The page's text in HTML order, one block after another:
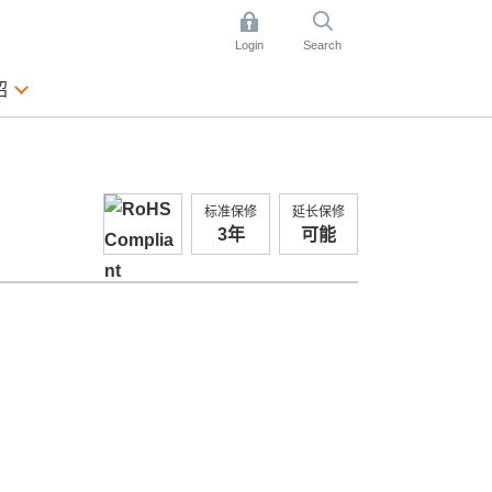
Login Search
标准保修
3年
延长保修
可能